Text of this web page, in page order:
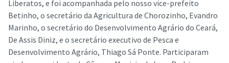
Liberatos, e foi acompanhada pelo nosso vice-prefeito
Betinho, o secretário da Agricultura de Chorozinho, Evandro
Marinho, o secretário do Desenvolvimento Agrário do Ceará,
De Assis Diniz, e o secretário executivo de Pesca e
Desenvolvimento Agrário, Thiago Sá Ponte. Participaram